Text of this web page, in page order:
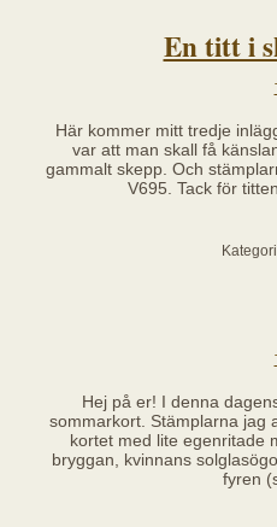
En titt i
Här kommer mitt tredje
var att man skall få
gammalt skepp. Och
V695. Tack för
Hej på er! I denna
sommarkort. Stämplarna jag
kortet med lite egenritade
bryggan, kvinnans
fyren